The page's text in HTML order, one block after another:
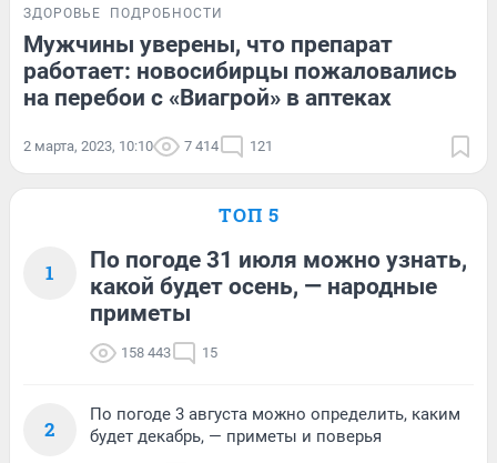
ЗДОРОВЬЕ ПОДРОБНОСТИ
Мужчины уверены, что препарат
работает: новосибирцы пожаловались
на перебои с «Виагрой» в аптеках
2 марта, 2023, 10:10 7 414 121
ТОП 5
1
По погоде 31 июля можно узнать,
какой будет осень, — народные
приметы
158 443 15
2
По погоде 3 августа можно определить, каким
будет декабрь, — приметы и поверья